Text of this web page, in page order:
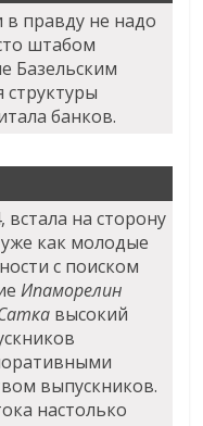
в правду не надо
штабом
Базельским
банков.
на сторону
как молодые
с поиском
Ипаморелин
высокий
выпускников.
настолько